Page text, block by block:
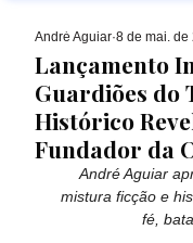
Lançamento
Guardiões do
Histórico
Fundador da
André Aguiar 8 de mai. de
André Aguiar
mistura ficção e
fé,